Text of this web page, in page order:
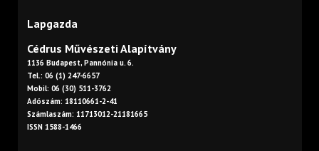
Lapgazda
Cédrus Művészeti Alapítvány
1136 Budapest, Pannónia u. 6.
Tel.: 06 (1) 247-6657
Mobil: 06 (30) 511-3762
Adószám: 18110661-2-41
Számlaszám: 11713012-21181665
ISSN 1588-1466